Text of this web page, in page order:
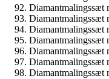
Diamantmalingssæt
Diamantmalingssæt
Diamantmalingssæt
Diamantmalingssæt
Diamantmalingssæt
Diamantmalingssæt
Diamantmalingssæt